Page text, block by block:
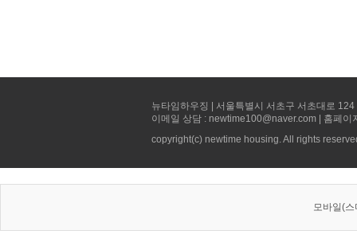
뉴타임하우징 | 서울특별시 서초구 서초대로
이메일 상담 : newtime100@naver.com | 홈페
copyright(c) newtime housing. All rights
모바일(